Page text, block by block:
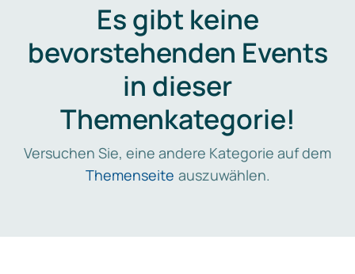
Es gibt keine
bevorstehenden Events
in dieser
Themenkategorie!
Versuchen Sie, eine andere Kategorie auf dem
Themenseite auszuwählen.